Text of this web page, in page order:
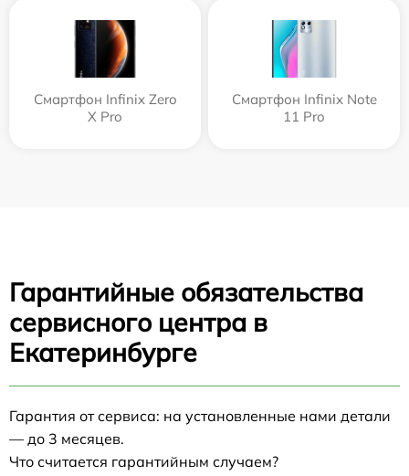
Смартфон Infinix Zero
X Pro
Смартфон Infinix Note
11 Pro
Гарантийные обязательства
сервисного центра в
Екатеринбурге
Гарантия от сервиса: на установленные нами детали
— до 3 месяцев.
Что считается гарантийным случаем?